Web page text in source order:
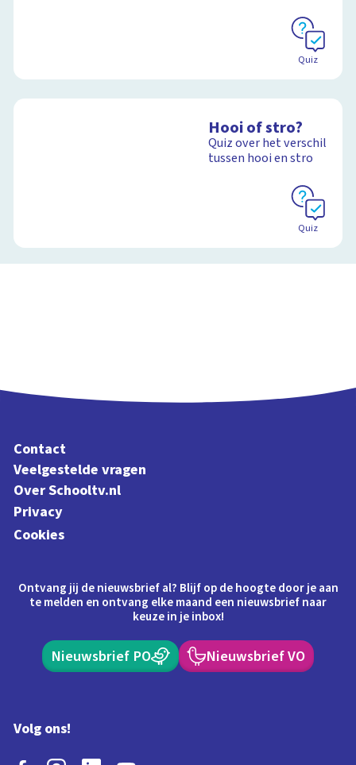
Quiz
Hooi of stro?
Quiz over het verschil
tussen hooi en stro
Quiz
Contact
Veelgestelde vragen
Over Schooltv.nl
Privacy
Cookies
Ontvang jij de nieuwsbrief al? Blijf op de hoogte door je aan
te melden en ontvang elke maand een nieuwsbrief naar
keuze in je inbox!
Nieuwsbrief PO Nieuwsbrief VO
Volg ons!